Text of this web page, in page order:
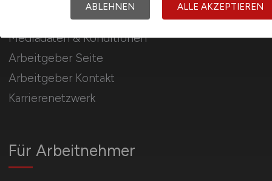
Für Arbeitnehmer
Stellenanzeigen schalten
Mediadaten & Konditionen
Arbeitgeber Seite
Arbeitgeber Kontakt
Karrierenetzwerk
ABLEHNEN ALLE AKZEPTIEREN